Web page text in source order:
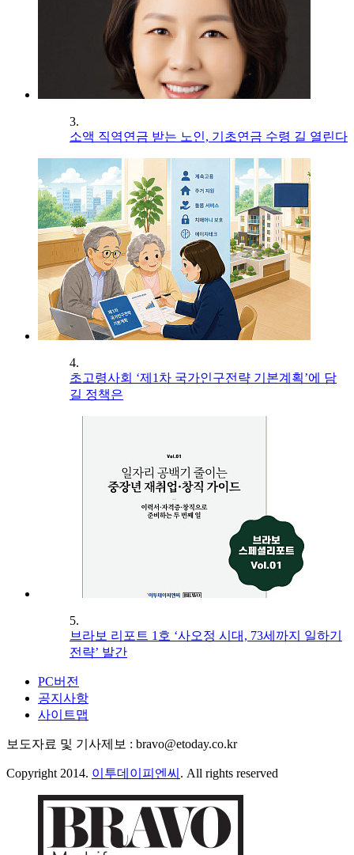
3.
소액 직역연금 받는 노인, 기초연금 수령 길 열린다
4.
초고령사회 ‘제1차 국가인구전략 기본계획’에 담
길 정책은
5.
브라보 리포트 1호 ‘사오정 시대, 73세까지 일하기
전략’ 발간
PC버전
공지사항
사이트맵
보도자료 및 기사제보 : bravo@etoday.co.kr
Copyright 2014. 이투데이피엔씨 . All rights reserved